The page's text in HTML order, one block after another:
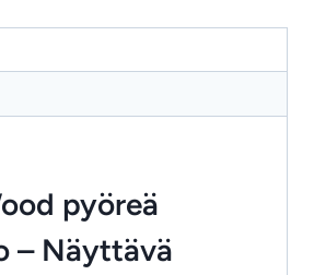
pyöreä
– Näyttävä